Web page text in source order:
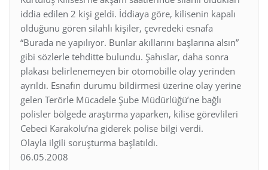
iddia edilen 2 kişi geldi. İddiaya göre, kilisenin kapalı
olduğunu gören silahlı kişiler, çevredeki esnafa
“Burada ne yapılıyor. Bunlar akıllarını başlarına alsın”
gibi sözlerle tehditte bulundu. Şahıslar, daha sonra
plakası belirlenemeyen bir otomobille olay yerinden
ayrıldı. Esnafın durumu bildirmesi üzerine olay yerine
gelen Terörle Mücadele Şube Müdürlüğü’ne bağlı
polisler bölgede araştırma yaparken, kilise görevlileri
Cebeci Karakolu’na giderek polise bilgi verdi.
Olayla ilgili soruşturma başlatıldı.
06.05.2008